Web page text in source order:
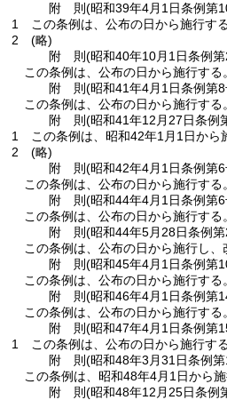
附 則(昭和39年4月1日条例第
1
この条例は、公布の日から施行する
2
(略)
附 則(昭和40年10月1日条例
この条例は、公布の日から施行する。
附 則(昭和41年4月1日条例第
この条例は、公布の日から施行する。
附 則(昭和41年12月27日条例
1
この条例は、昭和42年1月1日から
2
(略)
附 則(昭和42年4月1日条例第
この条例は、公布の日から施行する。
附 則(昭和44年4月1日条例第
この条例は、公布の日から施行する。
附 則(昭和44年5月28日条例
この条例は、公布の日から施行し
附 則(昭和45年4月1日条例第
この条例は、公布の日から施行する。
附 則(昭和46年4月1日条例第
この条例は、公布の日から施行する。
附 則(昭和47年4月1日条例第
1
この条例は、公布の日から施行する
附 則(昭和48年3月31日条例
この条例は、昭和48年4月1日から施
附 則(昭和48年12月25日条例